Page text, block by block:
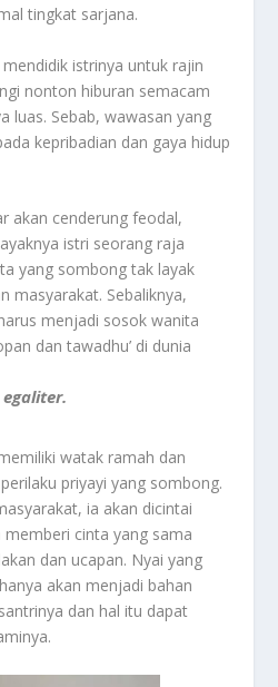
tingkat sarjana.
istrinya untuk rajin
nonton hiburan semacam
luas. Sebab, wawasan yang
kepribadian dan gaya hidup
akan cenderung feodal,
istri seorang raja
yang sombong tak layak
masyarakat. Sebaliknya,
menjadi sosok wanita
dan tawadhu’ di dunia
watak ramah dan
priyayi yang sombong.
ia akan dicintai
memberi cinta yang sama
dan ucapan. Nyai yang
akan menjadi bahan
dan hal itu dapat